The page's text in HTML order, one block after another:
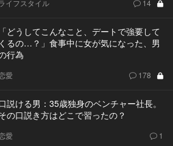
イフスタイル 14
「どうしてこんなこと、デートで強要して
くるの…？」食事中に女が気になった、男
行為
愛 178
説ける男：35歳独身のベンチャー社長。
の口説き方はどこで習ったの？
愛 1